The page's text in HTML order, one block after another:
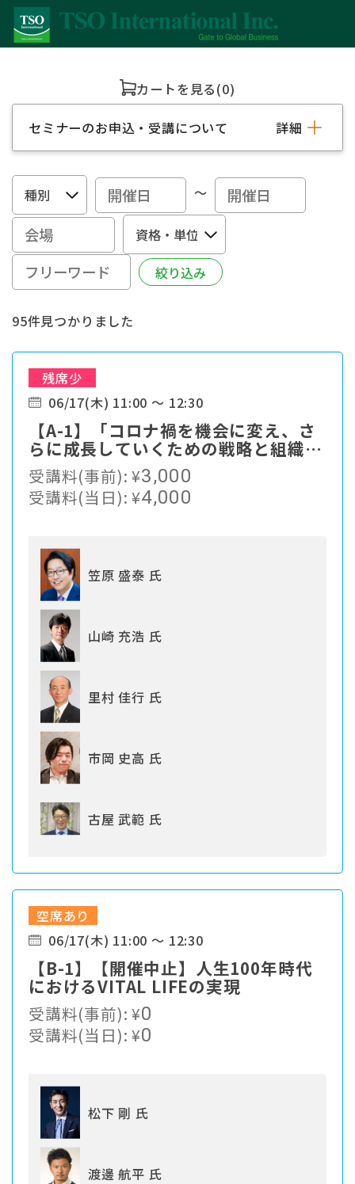
カートを見る(0)
セミナーのお申込・受講について 詳細
～
95件見つかりました
残席少
06/17(木) 11:00 ～ 12:30
【A-1】「コロナ禍を機会に変え、さ
らに成長していくための戦略と組織づ
くり」
受講料(事前):¥3,000
受講料(当日):¥4,000
笠原 盛泰 氏
山崎 充浩 氏
里村 佳行 氏
市岡 史高 氏
古屋 武範 氏
空席あり
06/17(木) 11:00 ～ 12:30
【B-1】【開催中止】人生100年時代
におけるVITAL LIFEの実現
受講料(事前):¥0
受講料(当日):¥0
松下 剛 氏
渡邊 航平 氏